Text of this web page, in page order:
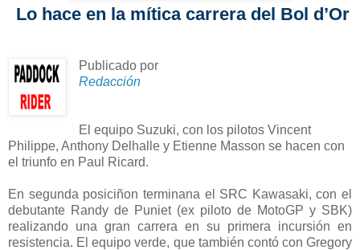
Lo hace en la mítica carrera del Bol d’Or
Publicado por
Redacción
El equipo Suzuki, con los pilotos Vincent
Philippe, Anthony Delhalle y Etienne Masson se hacen con
el triunfo en Paul Ricard.
En segunda posiciñon terminana el SRC Kawasaki, con el
debutante Randy de Puniet (ex piloto de MotoGP y SBK)
realizando una gran carrera en su primera incursión en
resistencia. El equipo verde, que también contó con Gregory